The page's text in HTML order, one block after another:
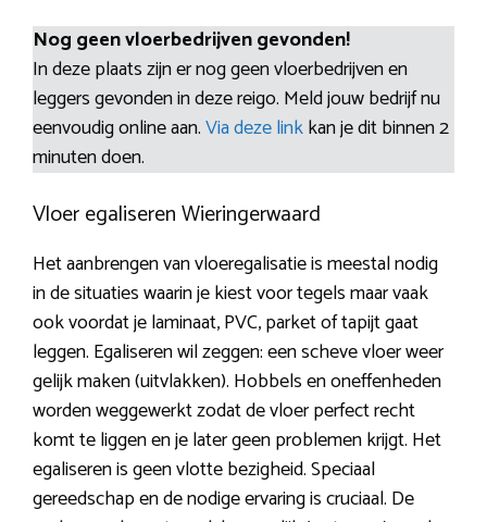
Nog geen vloerbedrijven gevonden!
In deze plaats zijn er nog geen vloerbedrijven en
leggers gevonden in deze reigo. Meld jouw bedrijf nu
eenvoudig online aan.Via deze linkkan je dit binnen 2
minuten doen.
Vloer egaliseren Wieringerwaard
Het aanbrengen van vloeregalisatie is meestal nodig
in de situaties waarin je kiest voor tegels maar vaak
ook voordat je laminaat, PVC, parket of tapijt gaat
leggen. Egaliseren wil zeggen: een scheve vloer weer
gelijk maken (uitvlakken). Hobbels en oneffenheden
worden weggewerkt zodat de vloer perfect recht
komt te liggen en je later geen problemen krijgt. Het
egaliseren is geen vlotte bezigheid. Speciaal
gereedschap en de nodige ervaring is cruciaal. De